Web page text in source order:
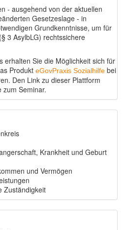
- ausgehend von der aktuellen
Gesetzeslage - in
Grundkenntnisse, um für
3 AsylbLG) rechtssichere
erhalten Sie die Möglichkeit sich für
Produkt eGovPraxis Sozialhilfe bei
Den Link zu dieser Plattform
zum Seminar.
Krankheit und Geburt
und Vermögen
Zuständigkeit